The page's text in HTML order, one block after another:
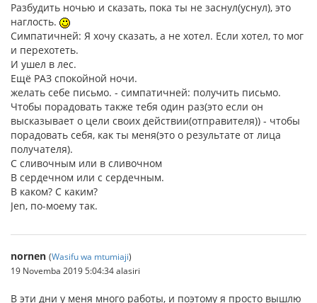
Разбудить ночью и сказать, пока ты не заснул(уснул), это
наглость.
Симпатичней: Я хочу сказать, а не хотел. Если хотел, то мог
и перехотеть.
И ушел в лес.
Ещё РАЗ спокойной ночи.
желать себе письмо. - симпатичней: получить письмо.
Чтобы порадовать также тебя один раз(это если он
высказывает о цели своих действии(отправителя)) - чтобы
порадовать себя, как ты меня(это о результате от лица
получателя).
С сливочным или в сливочном
В сердечном или с сердечным.
В каком? С каким?
Jen, по-моему так.
nornen (Wasifu wa mtumiaji)
19 Novemba 2019 5:04:34 alasiri
В эти дни у меня много работы, и поэтому я просто вышлю